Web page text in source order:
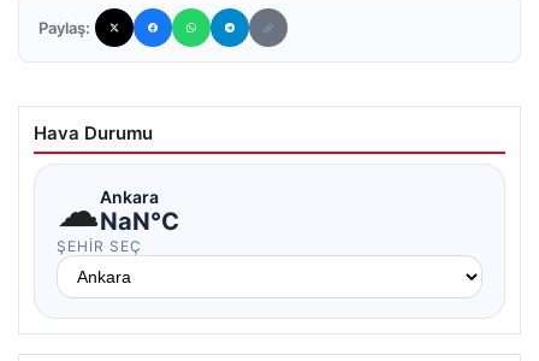
Paylaş:
Hava Durumu
☁Ankara
NaN°C
ŞEHIR SEÇ